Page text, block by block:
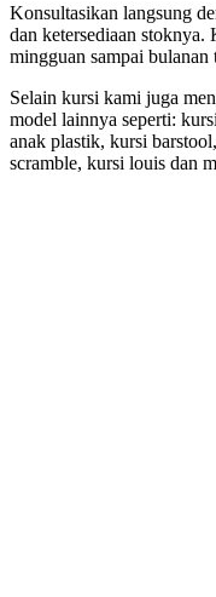
Konsultasikan langsung
dan ketersediaan stoknya.
mingguan sampai bulanan
Selain kursi kami juga
model lainnya seperti:
anak plastik, kursi
scramble, kursi louis dan